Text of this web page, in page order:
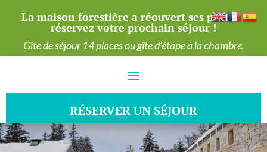
La maison forestière a réouvert ses portes :
réservez votre prochain séjour !
Gîte de séjour 14 places ou gîte d’étape à la chambre.
RÉSERVER UN SÉJOUR
RÉSERVER UN SÉJOUR